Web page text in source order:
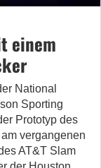
einem
National
Sporting
Prototyp des
vergangenen
AT&T Slam